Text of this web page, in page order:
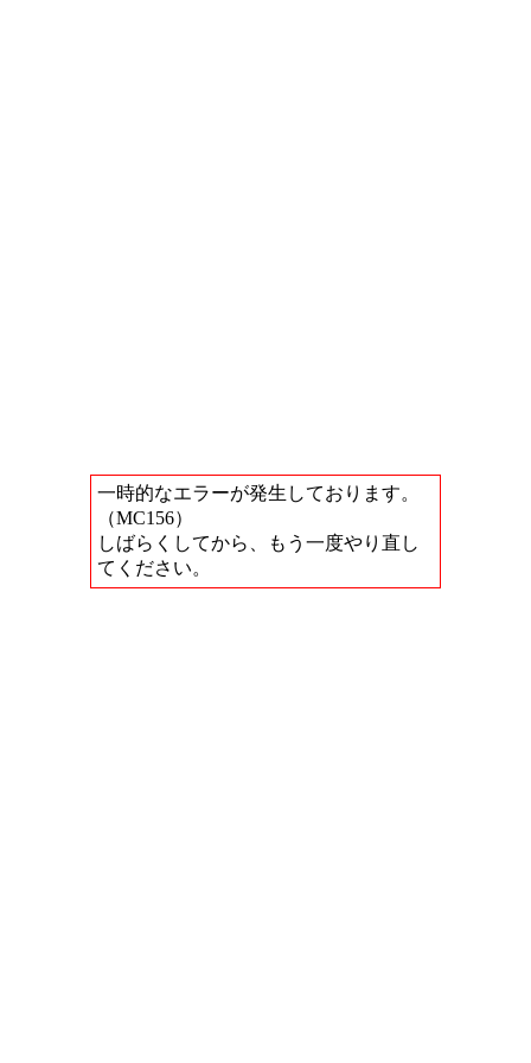
一時的なエラーが発生しております。
（MC156）
しばらくしてから、もう一度やり直し
てください。